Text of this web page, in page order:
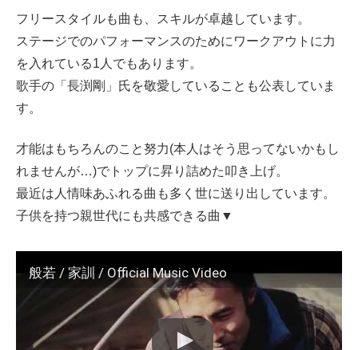
フリースタイルも曲も、スキルが卓越しています。
ステージでのパフォーマンスのためにワークアウトに力
を入れている1人でもあります。
歌手の「長渕剛」氏を敬愛していることも公表していま
す。
才能はもちろんのこと努力(本人はそう思ってないかもし
れませんが…)でトップに昇り詰めた叩き上げ。
最近は人情味あふれる曲も多く世に送り出しています。
子供を持つ親世代にも共感できる曲▼
般若 / 家訓 / Official Music Video